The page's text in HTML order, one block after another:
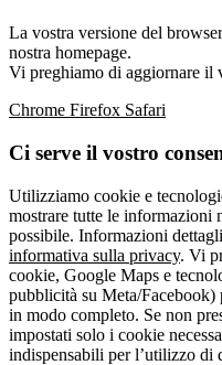
La vostra versione del
nostra homepage.
Vi preghiamo di aggiornare il
Chrome Firefox Safari
Ci serve il vostro
Utilizziamo cookie e
mostrare tutte le informazioni
possibile. Informazioni
informativa sulla privacy. Vi
cookie, Google Maps e
pubblicità su Meta/
in modo completo. Se non
impostati solo i cookie
indispensabili per l’utilizzo di